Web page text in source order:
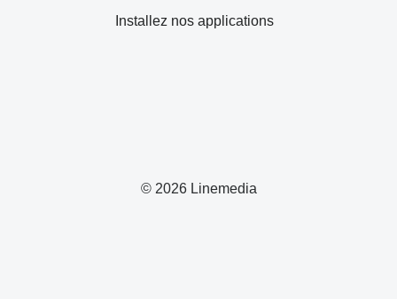
© 2026 Linemedia
Installez nos applications